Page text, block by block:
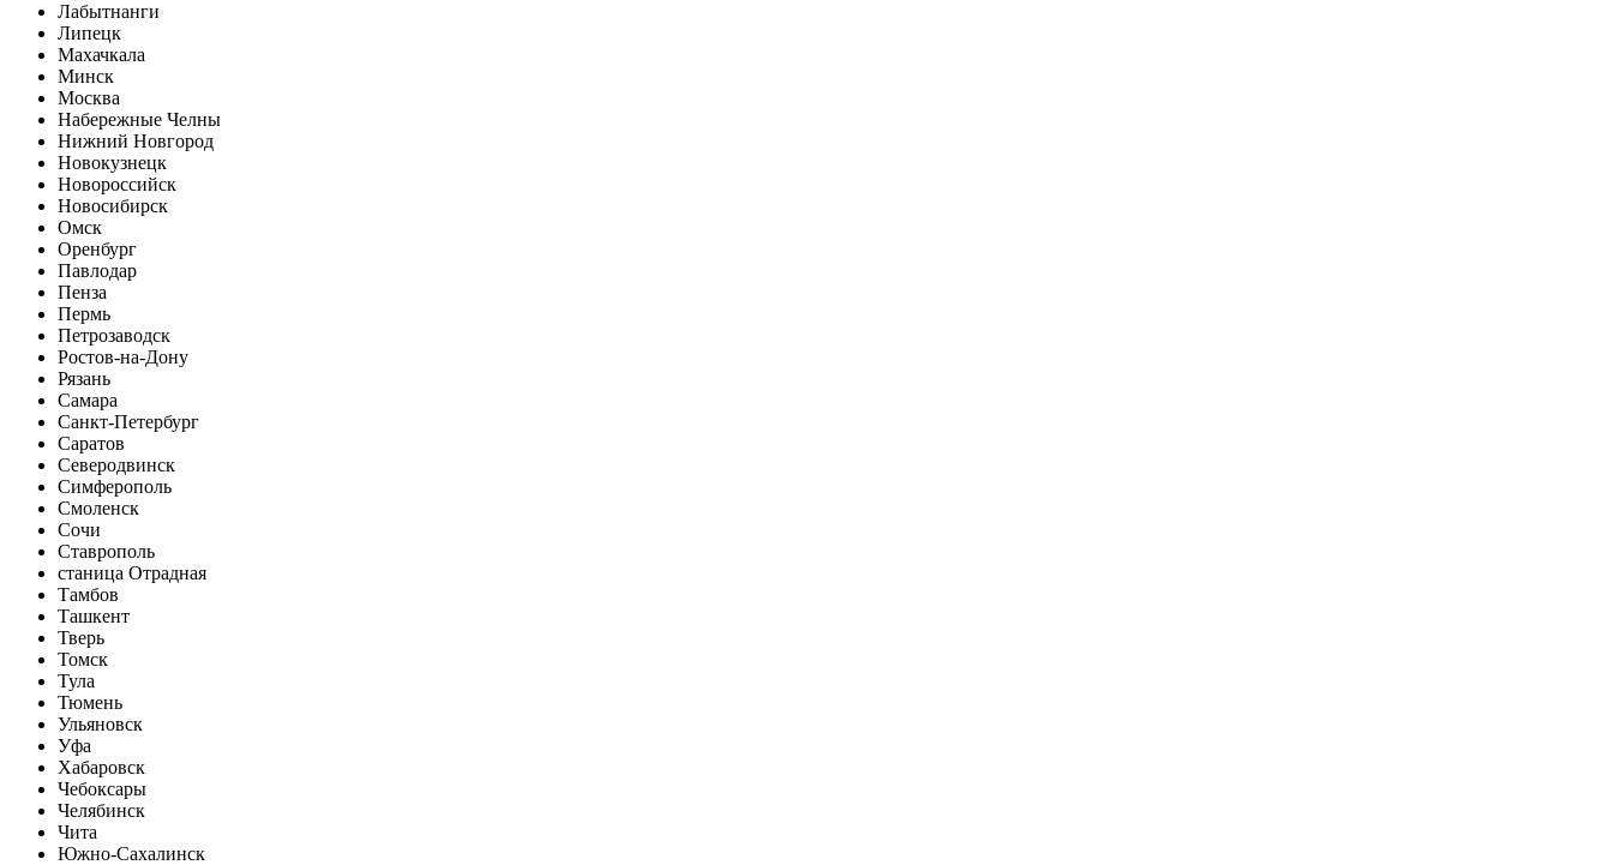
Лабытнанги
Липецк
Махачкала
Минск
Москва
Набережные Челны
Нижний Новгород
Новокузнецк
Новороссийск
Новосибирск
Омск
Оренбург
Павлодар
Пенза
Пермь
Петрозаводск
Ростов-на-Дону
Рязань
Самара
Санкт-Петербург
Саратов
Северодвинск
Симферополь
Смоленск
Сочи
Ставрополь
станица Отрадная
Тамбов
Ташкент
Тверь
Томск
Тула
Тюмень
Ульяновск
Уфа
Хабаровск
Чебоксары
Челябинск
Чита
Южно-Сахалинск